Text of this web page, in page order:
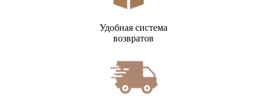
Удобная система
возвратов